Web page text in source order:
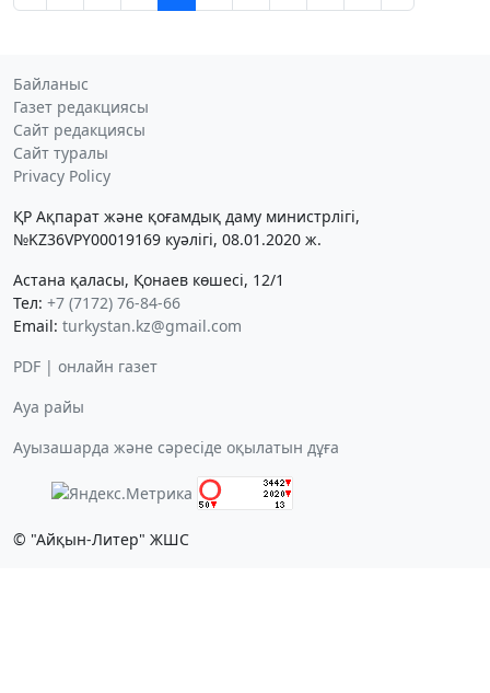
Байланыс
Газет редакциясы
Сайт редакциясы
Сайт туралы
Privacy Policy
ҚР Ақпарат және қоғамдық даму министрлігі,
№KZ36VPY00019169 куәлігі, 08.01.2020 ж.
Астана қаласы, Қонаев көшесі, 12/1
Тел: +7 (7172) 76-84-66
Email: turkystan.kz@gmail.com
PDF | онлайн газет
Ауа райы
Ауызашарда және сәресіде оқылатын дұға
© "Айқын-Литер" ЖШС